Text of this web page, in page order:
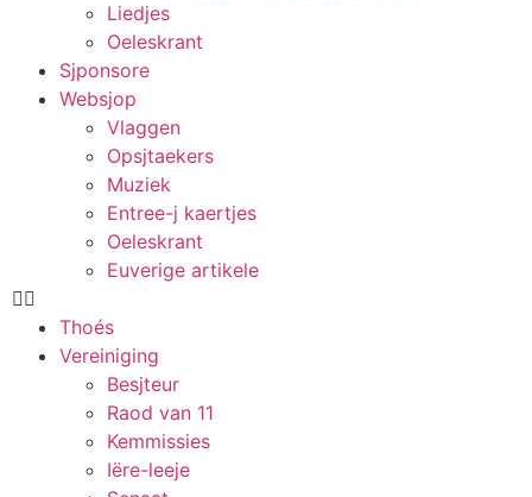
Liedjes
Oeleskrant
Sjponsore
Websjop
Vlaggen
Opsjtaekers
Muziek
Entree-j kaertjes
Oeleskrant
Euverige artikele
Thoés
Vereiniging
Besjteur
Raod van 11
Kemmissies
Iëre-leeje